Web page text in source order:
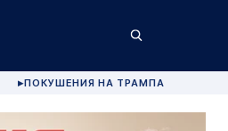
▶ПОКУШЕНИЯ НА ТРАМПА